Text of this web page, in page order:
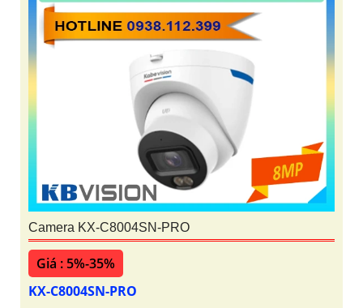
Camera KX-C8004SN-PRO
Giá : 5%-35%
KX-C8004SN-PRO